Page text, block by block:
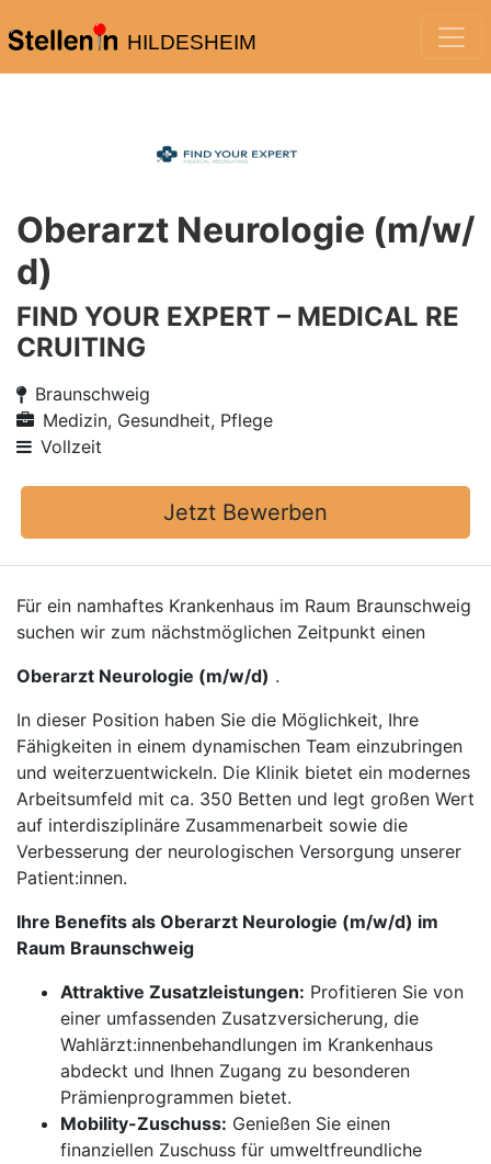
HILDESHEIM
Oberarzt Neurologie (m/w/
d)
FIND YOUR EXPERT – MEDICAL RE
CRUITING
Braunschweig
Medizin, Gesundheit, Pflege
Vollzeit
Jetzt Bewerben
Für ein namhaftes Krankenhaus im Raum Braunschweig
suchen wir zum nächstmöglichen Zeitpunkt einen
Oberarzt Neurologie (m/w/d) .
In dieser Position haben Sie die Möglichkeit, Ihre
Fähigkeiten in einem dynamischen Team einzubringen
und weiterzuentwickeln. Die Klinik bietet ein modernes
Arbeitsumfeld mit ca. 350 Betten und legt großen Wert
auf interdisziplinäre Zusammenarbeit sowie die
Verbesserung der neurologischen Versorgung unserer
Patient:innen.
Ihre Benefits als Oberarzt Neurologie (m/w/d) im
Raum Braunschweig
Attraktive Zusatzleistungen: Profitieren Sie von
einer umfassenden Zusatzversicherung, die
Wahlärzt:innenbehandlungen im Krankenhaus
abdeckt und Ihnen Zugang zu besonderen
Prämienprogrammen bietet.
Mobility-Zuschuss: Genießen Sie einen
finanziellen Zuschuss für umweltfreundliche